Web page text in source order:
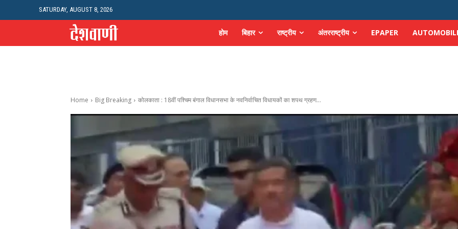
SATURDAY, AUGUST 8, 2026
होम बिहार राष्ट्रीय अंतरराष्ट्रीय EPAPER
Home Big Breaking कोलकाता : 18वीं पश्चिम बंगाल विधानसभा के नवनिर्वाचित विधायकों का शपथ ग्रहण...